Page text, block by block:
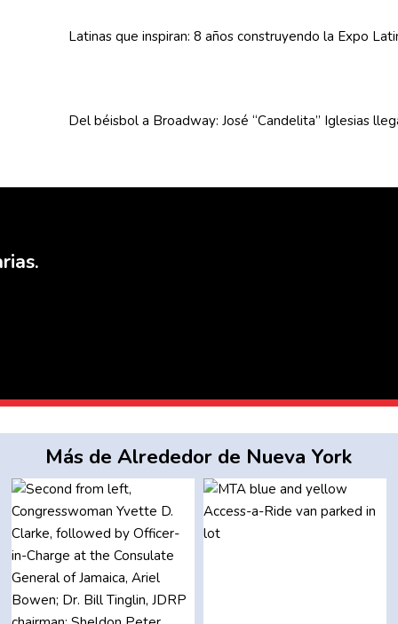
Latinas que inspiran: 8 años construyendo la Expo
Del béisbol a Broadway: José “Candelita” Iglesias
Más de Alrededor de Nueva York